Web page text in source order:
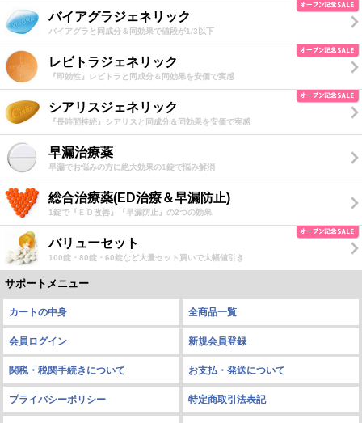
バイアグラジェネリック
バイアグラと同成分＆同効果で値段が1/3以下
レビトラジェネリック
『即効性』レビトラと同成分＆同効果を安価で実感
シアリスジェネリック
『長時間持続』シアリスと同成分＆同効果を安価で実感
早漏治療薬
早漏でお悩みの方に絶大効果の1錠で悩み解消
総合治療薬(ED治療＆早漏防止)
1錠で『ＥＤ改善』『早漏防止』の2つの効果
バリューセット
100錠・80錠・60錠など大量セット買いで大幅値引き
サポートメニュー
カートの中身 全商品一覧
会員ログイン 新規会員登録
関税・税関手続きについて お支払・発送について
プライバシーポリシー 特定商取引法表記